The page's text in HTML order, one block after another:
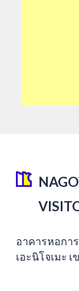
อาคารหอกา
เอะนิโจเมะ